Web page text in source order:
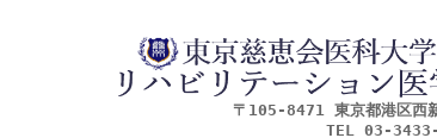
〒105-8471 東京都港区西
TEL 03-3433-